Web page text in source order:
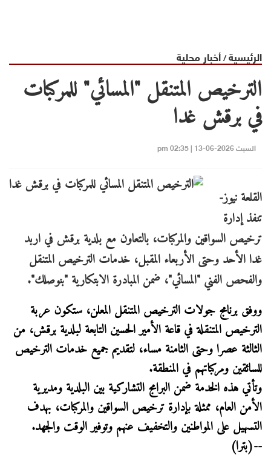
الرئيسية/أخبار محلية
الترخيص المتنقل "المسائي" للمركبات
في برقش غدا
السبت 2026-06-13 | 02:35 pm
القلعة نيوز-
تنفذ إدارة
ترخيص السواقين والمركبات، بالتعاون مع بلدية برقش في اربد
غدا الأحد وحتى الأربعاء المقبل، خدمات الترخيص المتنقل
والفحص الفني "المسائي"، ضمن المبادرة الابتكارية "بنوصلك".
ووفق برنامج جولات الترخيص المتنقل المعلن، ستكون عربة
الترخيص المتنقلة في قاعة الأمير الحسين التابعة لبلدية برقش، من
الثالثة عصرا وحتى الثامنة مساء، لتقديم جميع خدمات الترخيص
للسائقين ومركباتهم في المنطقة.
وتأتي هذه الخدمة ضمن البرامج التشاركية بين البلدية ومديرية
الأمن العام، ممثلة بإدارة ترخيص السواقين والمركبات، بهدف
التسهيل على المواطنين والتخفيف عنهم وتوفير الوقت والجهد.
--(بترا)